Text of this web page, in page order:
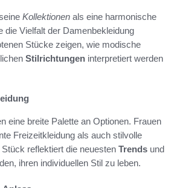
Kollektionen als eine harmonische
die Vielfalt der Damenbekleidung
Stücke zeigen, wie modische
Stilrichtungen interpretiert werden
eine breite Palette an Optionen. Frauen
Freizeitkleidung als auch stilvolle
reflektiert die neuesten Trends und
ihren individuellen Stil zu leben.